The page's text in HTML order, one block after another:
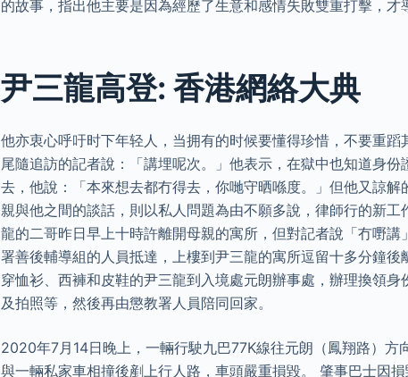
的故事，指出他主要是因為經歷了生意和感情失敗雙重打擊，才
尹三龍高登: 香港網絡大典
他亦衷心呼吁时下年轻人，当拥有的时候要懂得珍惜，不要重
尾隨追訪的記者說：「講埋呢次。」他表示，在獄中也知道身
去，他說：「本來想去都冇得去，你哋守晒喺度。」但他又諒
親與他之間的談話，則以私人問題為由不願多說，律師行的新
龍的二哥昨日早上十時許離開母親的寓所，但對記者說「冇嘢
署善後輔導組的人員抵達，上樓到尹三龍的寓所逗留十多分鐘
穿恤衫、西褲和皮鞋的尹三龍到入境處元朗辦事處，辦理換領
及拍照等，然後再由懲教署人員陪同回家。
2020年7月14日晚上，一輛行駛九巴77K線往元朗（鳳翔路）方
與一輛私家車相撞後剷上行人路，車頭嚴重損毀。 肇事巴士因